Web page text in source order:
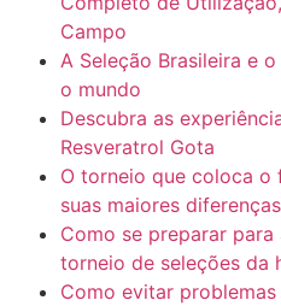
Campo
A Seleção Brasileira e
o mundo
Descubra as
Resveratrol Gota
O torneio que coloca
suas maiores diferenças
Como se preparar
torneio de seleções da
Como evitar